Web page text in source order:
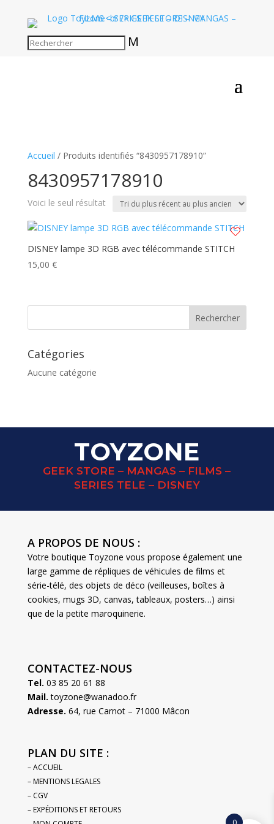
M
Accueil / Produits identifiés “8430957178910”
8430957178910
Voici le seul résultat
DISNEY lampe 3D RGB avec télécommande STITCH
15,00 €
Catégories
Aucune catégorie
TOYZONE
GEEK STORE – MANGAS – FILMS –
SERIES TELE – DISNEY
A PROPOS DE NOUS :
Votre boutique Toyzone vous propose également une
large gamme de répliques de véhicules de films et
série-télé, des objets de déco (veilleuses, boîtes à
cookies, mugs 3D, canvas, tableaux, posters…) ainsi
que de la petite maroquinerie.
CONTACTEZ-NOUS
Tel. 03 85 20 61 88
Mail. toyzone@wanadoo.fr
Adresse. 64, rue Carnot – 71000 Mâcon
PLAN DU SITE :
– ACCUEIL
– MENTIONS LEGALES
– CGV
– EXPÉDITIONS ET RETOURS